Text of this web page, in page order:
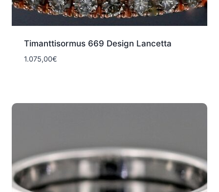
Timanttisormus 669 Design Lancetta
1.075,00€